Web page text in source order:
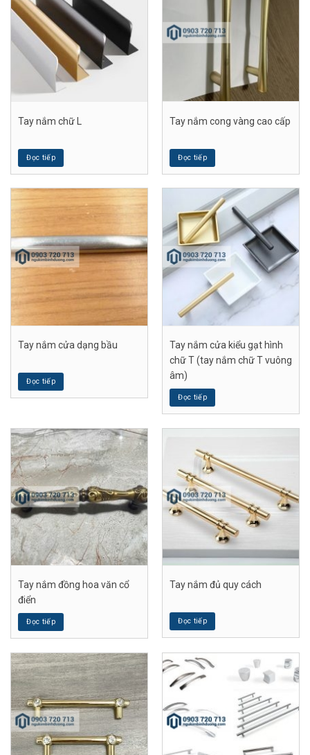
Tay nắm chữ L
Đọc tiếp
Tay nắm cong vàng cao cấp
Đọc tiếp
Tay nắm cửa dạng bầu
Đọc tiếp
Tay nắm cửa kiểu gạt hình
chữ T (tay nắm chữ T vuông
âm)
Đọc tiếp
Tay nắm đồng hoa văn cổ
điển
Đọc tiếp
Tay nắm đủ quy cách
Đọc tiếp